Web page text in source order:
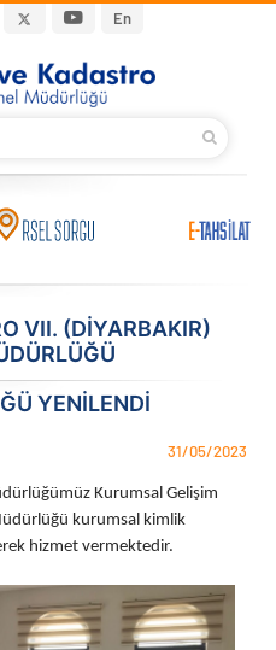
En
VII. (DIYARBAKIR)
YENİLENDİ
31/05/2023
Kurumsal Gelişim
kurumsal kimlik
hizmet vermektedir.